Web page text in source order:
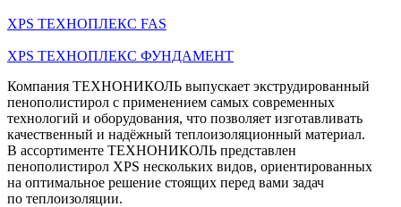
XPS ТЕХНОПЛЕКС FAS
XPS ТЕХНОПЛЕКС ФУНДАМЕНТ
Компания ТЕХНОНИКОЛЬ выпускает экструдированный
пенополистирол с применением самых современных
технологий и оборудования, что позволяет изготавливать
качественный и надёжный теплоизоляционный материал.
В ассортименте ТЕХНОНИКОЛЬ представлен
пенополистирол XPS нескольких видов, ориентированных
на оптимальное решение стоящих перед вами задач
по теплоизоляции.